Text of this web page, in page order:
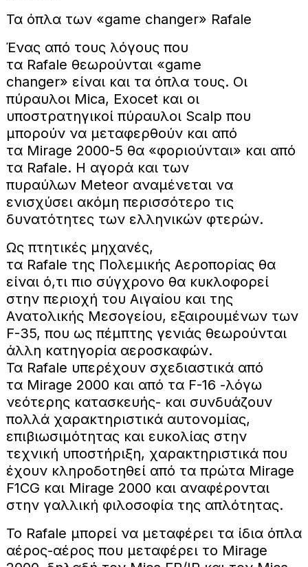
Τα όπλα των «game changer» Rafale
Ένας από τους λόγους που
τα Rafale θεωρούνται «game
changer» είναι και τα όπλα τους. Οι
πύραυλοι Mica, Exocet και οι
υποστρατηγικοί πύραυλοι Scalp που
μπορούν να μεταφερθούν και από
τα Mirage 2000-5 θα «φοριούνται» και από
τα Rafale. Η αγορά και των
πυραύλων Meteor αναμένεται να
ενισχύσει ακόμη περισσότερο τις
δυνατότητες των ελληνικών φτερών.
Ως πτητικές μηχανές,
τα Rafale της Πολεμικής Αεροπορίας θα
είναι ό,τι πιο σύγχρονο θα κυκλοφορεί
στην περιοχή του Αιγαίου και της
Ανατολικής Μεσογείου, εξαιρουμένων των
F-35, που ως πέμπτης γενιάς θεωρούνται
άλλη κατηγορία αεροσκαφών.
Τα Rafale υπερέχουν σχεδιαστικά από
τα Μirage 2000 και από τα F-16 -λόγω
νεότερης κατασκευής- και συνδυάζουν
πολλά χαρακτηριστικά αυτονομίας,
επιβιωσιμότητας και ευκολίας στην
τεχνική υποστήριξη, χαρακτηριστικά που
έχουν κληροδοτηθεί από τα πρώτα Mirage
F1CG και Μirage 2000 και αναφέρονται
στην γαλλική φιλοσοφία της απλότητας.
Το Rafale μπορεί να μεταφέρει τα ίδια όπλα
αέρος-αέρος που μεταφέρει το Mirage